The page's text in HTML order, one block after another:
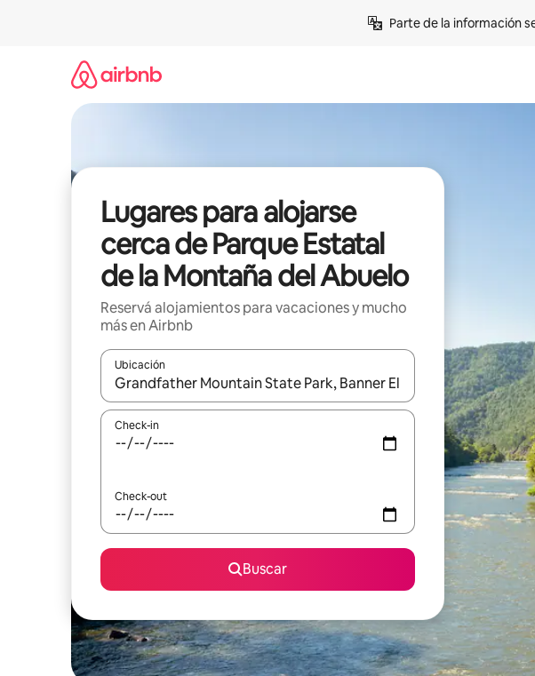
Parte de la información
Lugares para alojarse
cerca de Parque Estatal
de la Montaña del Abuelo
Reservá alojamientos para vacaciones y mucho
más en Airbnb
Ubicación
Cuando los resultados estén disponibles, navegá con las teclas de
Check-in
Check-out
Buscar